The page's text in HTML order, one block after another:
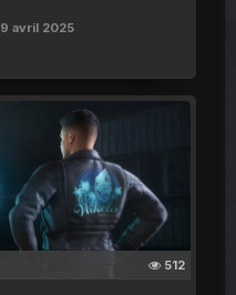
9 avril 2025
512